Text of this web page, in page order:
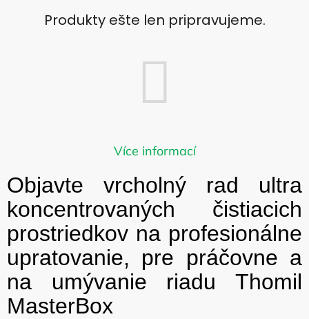
Produkty ešte len pripravujeme.
Môžete sa ale pozrieť na ostatné
SPÄŤ DO OBCHODU
Více informací
Objavte vrcholný rad ultra
koncentrovaných čistiacich
prostriedkov na profesionálne
upratovanie, pre práčovne a
na umývanie riadu Thomil
MasterBox